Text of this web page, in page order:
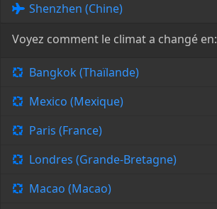
Shenzhen (Chine)
Voyez comment le climat a changé en:
Bangkok (Thaïlande)
Mexico (Mexique)
Paris (France)
Londres (Grande-Bretagne)
Macao (Macao)